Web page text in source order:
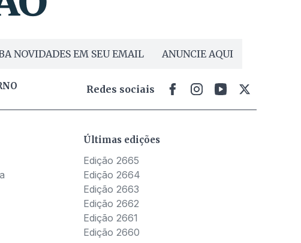
NOVIDADES EM SEU EMAIL ANUNCIE AQUI
Redes sociais
Últimas edições
Edição 2665
Edição 2664
Edição 2663
Edição 2662
Edição 2661
Edição 2660